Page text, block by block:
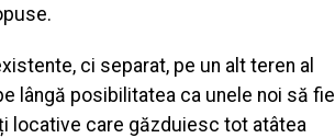
ci separat, pe un alt teren al
lângă posibilitatea ca unele noi să fie
locative care găzduiesc tot atâtea